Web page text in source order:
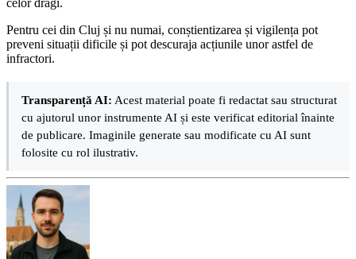
Pentru cei din Cluj și nu numai, conștientizarea și vigilența pot
preveni situații dificile și pot descuraja acțiunile unor astfel de
infractori.
Transparență AI: Acest material poate fi redactat sau structurat
cu ajutorul unor instrumente AI și este verificat editorial înainte
de publicare. Imaginile generate sau modificate cu AI sunt
folosite cu rol ilustrativ.